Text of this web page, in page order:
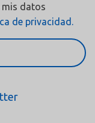
mis datos
de privacidad.